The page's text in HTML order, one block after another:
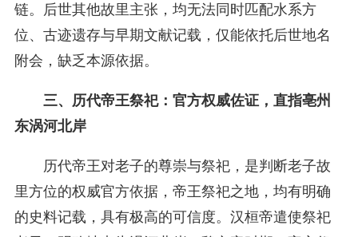
链。后世其他故里主张，均无法同时匹配水系方
位、古迹遗存与早期文献记载，仅能依托后世地名
附会，缺乏本源依据。
三、历代帝王祭祀：官方权威佐证，直指亳州
东涡河北岸
历代帝王对老子的尊崇与祭祀，是判断老子故
里方位的权威官方依据，帝王祭祀之地，均有明确
的史料记载，具有极高的可信度。汉桓帝遣使祭祀